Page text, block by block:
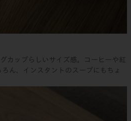
カップらしいサイズ感。コーヒーや紅
ん、インスタントのスープにもちょ